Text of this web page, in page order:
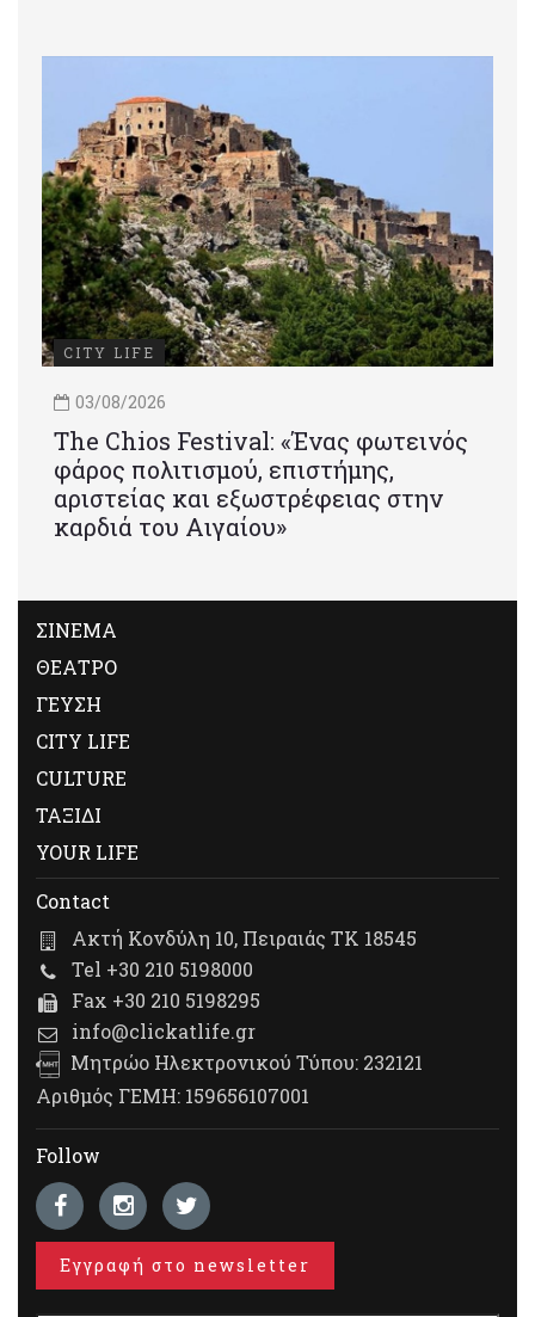
CITY LIFE
03/08/2026
Τhe Chios Festival: «Ένας φωτεινός
φάρος πολιτισμού, επιστήμης,
αριστείας και εξωστρέφειας στην
καρδιά του Αιγαίου»
ΣΙΝΕΜΑ
ΘΕΑΤΡΟ
ΓΕΥΣΗ
CITY LIFE
CULTURE
ΤΑΞΙΔΙ
YOUR LIFE
Contact
Ακτή Κονδύλη 10, Πειραιάς ΤΚ 18545
Tel +30 210 5198000
Fax +30 210 5198295
info@clickatlife.gr
Μητρώο Ηλεκτρονικού Τύπου: 232121
Αριθμός ΓΕΜΗ: 159656107001
Follow
Εγγραφή στο newsletter